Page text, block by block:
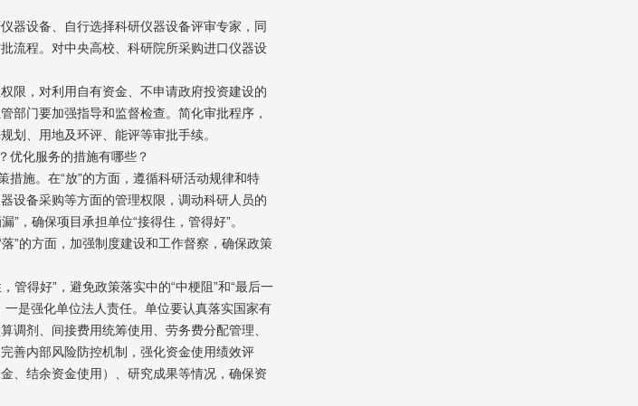
设备、自行选择科研仪器设备评审专家，同
流程。对中央高校、科研院所采购进口仪器设
，对利用自有资金、不申请政府投资建设的
部门要加强指导和监督检查。简化审批程序，
划、用地及环评、能评等审批手续。
化服务的措施有哪些？
施。在“放”的方面，遵循科研活动规律和特
设备采购等方面的管理权限，调动科研人员的
，确保项目承担单位“接得住，管得好”。
”的方面，加强制度建设和工作督察，确保政策
得好”，避免政策落实中的“中梗阻”和“最后一
是强化单位法人责任。单位要认真落实国家有
调剂、间接费用统筹使用、劳务费分配管理、
善内部风险防控机制，强化资金使用绩效评
、结余资金使用）、研究成果等情况，确保资